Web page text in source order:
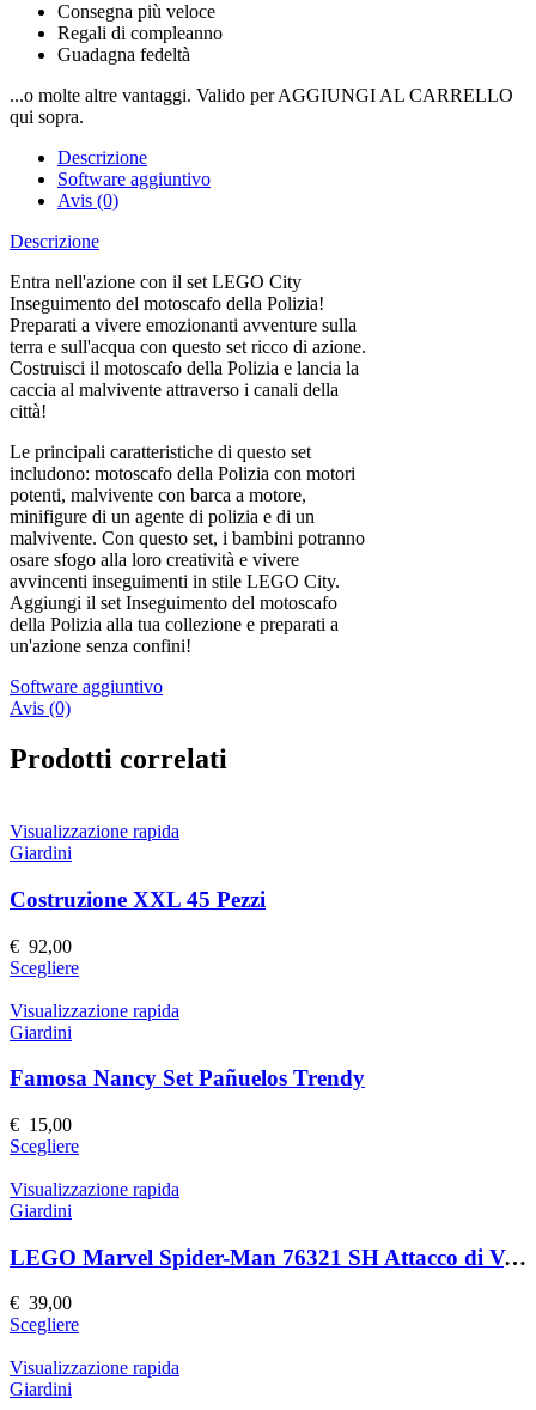
Consegna più veloce
Regali di compleanno
Guadagna fedeltà
...o molte altre vantaggi. Valido per AGGIUNGI AL CARRELLO
qui sopra.
Descrizione
Software aggiuntivo
Avis (0)
Descrizione
Entra nell'azione con il set LEGO City
Inseguimento del motoscafo della Polizia!
Preparati a vivere emozionanti avventure sulla
terra e sull'acqua con questo set ricco di azione.
Costruisci il motoscafo della Polizia e lancia la
caccia al malvivente attraverso i canali della
città!
Le principali caratteristiche di questo set
includono: motoscafo della Polizia con motori
potenti, malvivente con barca a motore,
minifigure di un agente di polizia e di un
malvivente. Con questo set, i bambini potranno
osare sfogo alla loro creatività e vivere
avvincenti inseguimenti in stile LEGO City.
Aggiungi il set Inseguimento del motoscafo
della Polizia alla tua collezione e preparati a
un'azione senza confini!
Software aggiuntivo
Avis (0)
Prodotti correlati
Visualizzazione rapida
Giardini
Costruzione XXL 45 Pezzi
€ 92,00
ScegliereQuesto
ha
Le
scelte
nella
pagina
prodotto
Visualizzazione rapida
Giardini
Famosa Nancy Set Pañuelos Trendy
€ 15,00
ScegliereQuesto
ha
Le
opzioni
scelte
nella
pagina
Visualizzazione rapida
Giardini
LEGO Marvel Spider-Man 76321 SH Attacco di Venom
€ 39,00
ScegliereQuesto
ha
Visualizzazione rapida
Giardini